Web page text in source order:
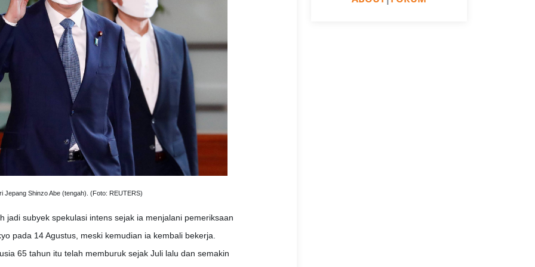
Jepang Shinzo Abe (tengah). (Foto: REUTERS)
jadi subyek spekulasi intens sejak ia menjalani pemeriksaan
pada 14 Agustus, meski kemudian ia kembali bekerja.
65 tahun itu telah memburuk sejak Juli lalu dan semakin